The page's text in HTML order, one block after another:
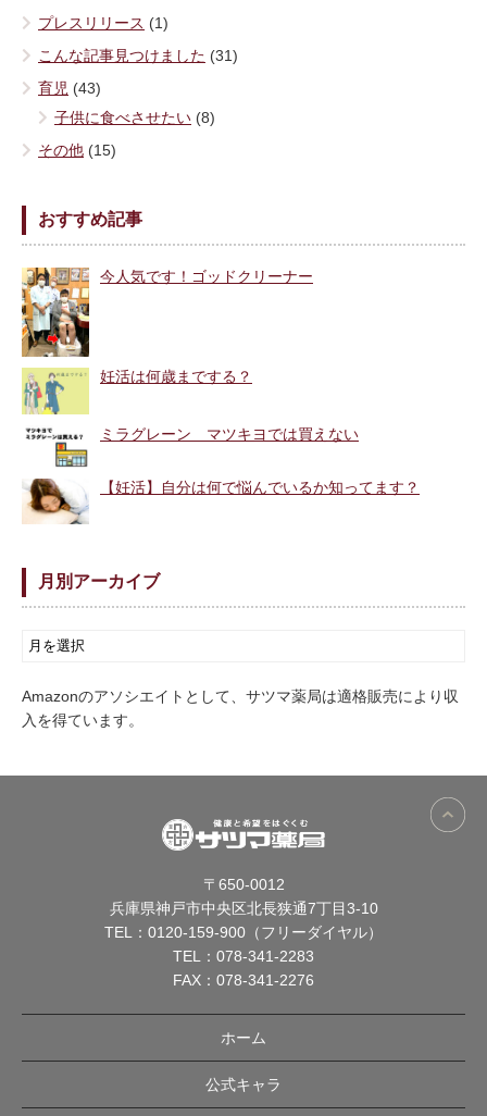
プレスリリース (1)
こんな記事見つけました (31)
育児 (43)
子供に食べさせたい (8)
その他 (15)
おすすめ記事
今人気です！ゴッドクリーナー
妊活は何歳までする？
ミラグレーン マツキヨでは買えない
【妊活】自分は何で悩んでいるか知ってます？
月別アーカイブ
Amazonのアソシエイトとして、サツマ薬局は適格販売により収
入を得ています。
〒650-0012
兵庫県神戸市中央区北長狭通7丁目3-10
TEL： 0120-159-900（フリーダイヤル）
TEL： 078-341-2283
FAX：078-341-2276
ホーム
公式キャラ